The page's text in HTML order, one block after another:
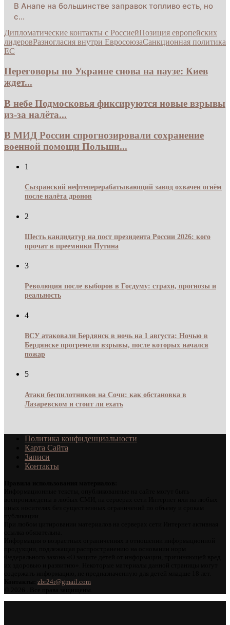
В Анапе на большинстве заправок топливо есть, но
с…
Дипломатические контакты с РоссиейПозиция европейских
лидеровРазногласия внутри ЕвросоюзаСанкционная политика
ЕС
Переговоры по Украине снова на паузе: Киев
ждет...
В небе Подмосковья фиксируются новые взрывы
из-за налёта...
В МИД России спрогнозировали сохранение
военной помощи Польши...
1
Сызранский нефтеперерабатывающий завод охвачен огнём
после налёта дронов
2
Шесть кандидатур на пост президента России 2026: кого
прочат в преемники Путина
3
Революция после выборов в Госдуму: страхи, прогнозы и
реальность
4
ВСУ атаковали Бердянск в ночь на 1 августа: Ночью в
Бердянске прогремели взрывы, после которых начался
пожар
5
Атаки беспилотников на Сочи: как обстановка в
Лазаревском и стоит ли ехать
Политика конфиденциальности
Карта Сайта
Записи
Контакты
zbr24r@gmail.com